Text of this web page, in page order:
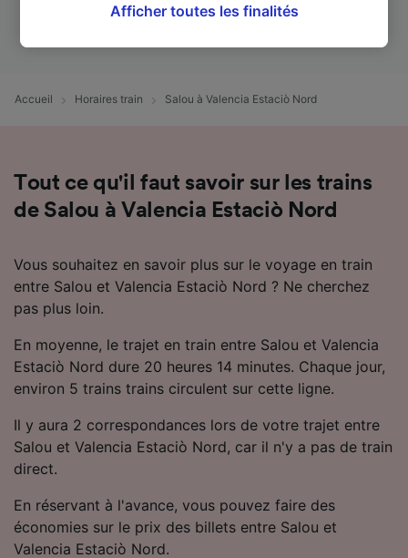
Accueil Horaires train Salou à Valencia Estaciò Nord
Tout ce qu'il faut savoir sur les trains
de Salou à Valencia Estaciò Nord
Vous souhaitez en savoir plus sur le voyage en train
entre Salou et Valencia Estaciò Nord ? Ne cherchez
pas plus loin.
En moyenne, le trajet en train entre Salou et Valencia
Estaciò Nord dure 20 heures 14 minutes. Chaque jour,
environ 5 trains trains circulent sur cette ligne.
Il y aura 2 correspondances lors de votre trajet entre
Salou et Valencia Estaciò Nord, car il n'y a pas de train
direct.
En réservant à l'avance, vous pouvez faire des
économies sur le prix des billets entre Salou et
Valencia Estaciò Nord.
cliquant ci-dessous ou à tout moment sur la
Vos données ne seront pas utilisées à des fins
Nos équipes ainsi que nos partenaires
externes, traitent des données selon les
finalités suivantes :
précises. Analyser activement les
caractéristiques de l’appareil pour
l’identification. Stocker et/ou accéder à des
informations sur un appareil. Publicités et
performance des publicités et du contenu,
études d’audience et développement de
services.
Liste de nos partenaires (fournisseurs)
Afficher toutes les finalités